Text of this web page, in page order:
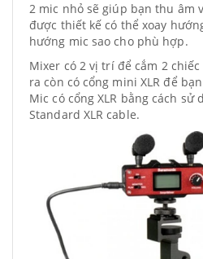
2 mic nhỏ sẽ giúp bạn thu âm
được thiết kế có thể xoay
hướng mic sao cho phù hợp.
Mixer có 2 vị trí để cắm 2
ra còn có cổng mini XLR để
Mic có cổng XLR bằng cách sử
Standard XLR cable.